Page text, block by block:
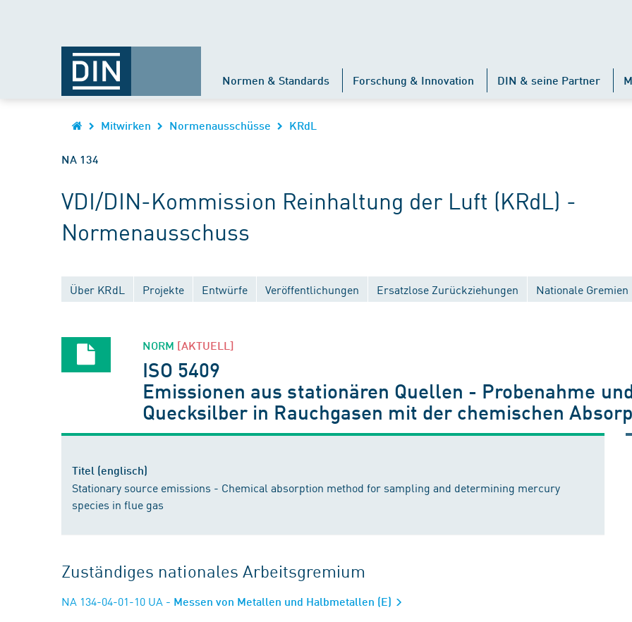
Normen & Standards Forschung & Innovation DIN & seine Partner
Mitwirken Normenausschüsse KRdL
NA 134
VDI/DIN-Kommission Reinhaltung der Luft (KRdL) -
Normenausschuss
Über KRdL Projekte Entwürfe Veröffentlichungen Ersatzlose Zurückziehungen Nationale Gremien
NORM [AKTUELL]
ISO 5409
Emissionen aus stationären Quellen - Probenahme
Quecksilber in Rauchgasen mit der chemischen
Titel (englisch)
Stationary source emissions - Chemical absorption method for sampling and determining mercury
species in flue gas
Zuständiges nationales Arbeitsgremium
NA 134-04-01-10 UA - Messen von Metallen und Halbmetallen (E)